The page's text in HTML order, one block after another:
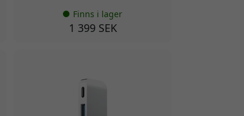
Finns i lager
1 399 SEK